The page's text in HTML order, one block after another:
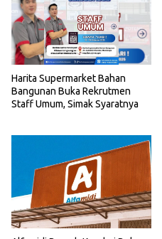
Harita Supermarket Bahan
Bangunan Buka Rekrutmen
Staff Umum, Simak Syaratnya